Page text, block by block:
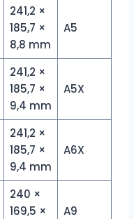
241,2 ×
185,7 ×
8,8 mm
A5
241,2 ×
185,7 ×
9,4 mm
A5X
241,2 ×
185,7 ×
9,4 mm
A6X
240 ×
169,5 ×
A9